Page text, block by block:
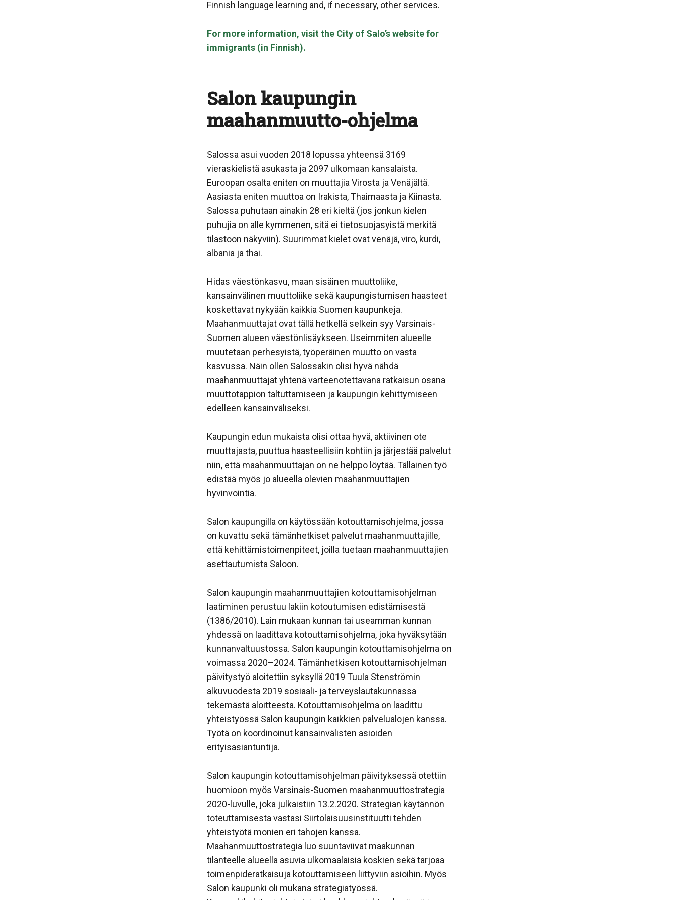
Finnish language learning and, if necessary, other services.
For more information, visit the City of Salo’s website for
immigrants (in Finnish).
Salon kaupungin
maahanmuutto-ohjelma
Salossa asui vuoden 2018 lopussa yhteensä 3169
vieraskielistä asukasta ja 2097 ulkomaan kansalaista.
Euroopan osalta eniten on muuttajia Virosta ja Venäjältä.
Aasiasta eniten muuttoa on Irakista, Thaimaasta ja Kiinasta.
Salossa puhutaan ainakin 28 eri kieltä (jos jonkun kielen
puhujia on alle kymmenen, sitä ei tietosuojasyistä merkitä
tilastoon näkyviin). Suurimmat kielet ovat venäjä, viro, kurdi,
albania ja thai.
Hidas väestönkasvu, maan sisäinen muuttoliike,
kansainvälinen muuttoliike sekä kaupungistumisen haasteet
koskettavat nykyään kaikkia Suomen kaupunkeja.
Maahanmuuttajat ovat tällä hetkellä selkein syy Varsinais-
Suomen alueen väestönlisäykseen. Useimmiten alueelle
muutetaan perhesyistä, työperäinen muutto on vasta
kasvussa. Näin ollen Salossakin olisi hyvä nähdä
maahanmuuttajat yhtenä varteenotettavana ratkaisun osana
muuttotappion taltuttamiseen ja kaupungin kehittymiseen
edelleen kansainväliseksi.
Kaupungin edun mukaista olisi ottaa hyvä, aktiivinen ote
muuttajasta, puuttua haasteellisiin kohtiin ja järjestää palvelut
niin, että maahanmuuttajan on ne helppo löytää. Tällainen työ
edistää myös jo alueella olevien maahanmuuttajien
hyvinvointia.
Salon kaupungilla on käytössään kotouttamisohjelma, jossa
on kuvattu sekä tämänhetkiset palvelut maahanmuuttajille,
että kehittämistoimenpiteet, joilla tuetaan maahanmuuttajien
asettautumista Saloon.
Salon kaupungin maahanmuuttajien kotouttamisohjelman
laatiminen perustuu lakiin kotoutumisen edistämisestä
(1386/2010). Lain mukaan kunnan tai useamman kunnan
yhdessä on laadittava kotouttamisohjelma, joka hyväksytään
kunnanvaltuustossa. Salon kaupungin kotouttamisohjelma on
voimassa 2020–2024. Tämänhetkisen kotouttamisohjelman
päivitystyö aloitettiin syksyllä 2019 Tuula Stenströmin
alkuvuodesta 2019 sosiaali- ja terveyslautakunnassa
tekemästä aloitteesta. Kotouttamisohjelma on laadittu
yhteistyössä Salon kaupungin kaikkien palvelualojen kanssa.
Työtä on koordinoinut kansainvälisten asioiden
erityisasiantuntija.
Salon kaupungin kotouttamisohjelman päivityksessä otettiin
huomioon myös Varsinais-Suomen maahanmuuttostrategia
2020-luvulle, joka julkaistiin 13.2.2020. Strategian käytännön
toteuttamisesta vastasi Siirtolaisuusinstituutti tehden
yhteistyötä monien eri tahojen kanssa.
Maahanmuuttostrategia luo suuntaviivat maakunnan
tilanteelle alueella asuvia ulkomaalaisia koskien sekä tarjoaa
toimenpideratkaisuja kotouttamiseen liittyviin asioihin. Myös
Salon kaupunki oli mukana strategiatyössä.